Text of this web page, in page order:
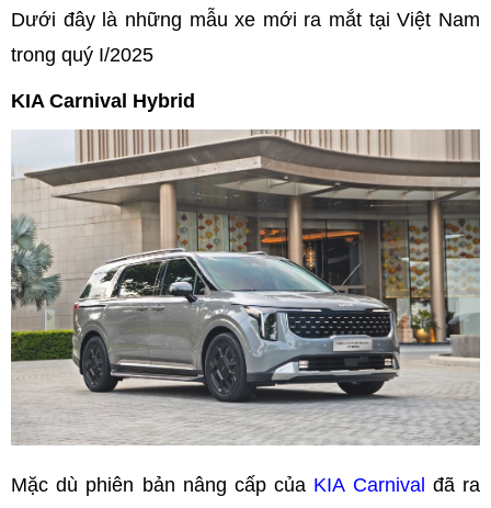
Dưới đây là những mẫu xe mới ra mắt tại Việt Nam
trong quý I/2025
KIA Carnival Hybrid
Mặc dù phiên bản nâng cấp của KIA Carnival đã ra